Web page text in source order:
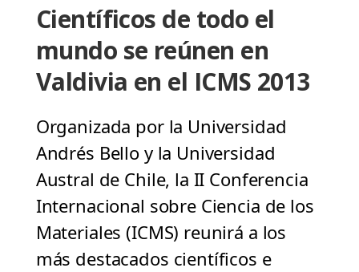
Científicos de todo el
mundo se reúnen en
Valdivia en el ICMS 2013
Organizada por la Universidad
Andrés Bello y la Universidad
Austral de Chile, la II Conferencia
Internacional sobre Ciencia de los
Materiales (ICMS) reunirá a los
más destacados científicos e